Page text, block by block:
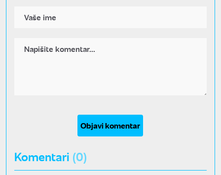
Objavi komentar
Komentari (0)